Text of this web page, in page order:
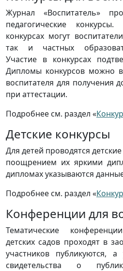
Журнал «Воспитатель»
педагогические
конкурсах могут
так и частных
Участие в конкурсах
Дипломы конкурсов можно
воспитателя для получения
при аттестации.
Подробнее см. раздел «
Детские конкурсы
Для детей проводятся
поощрением их яркими
дипломах указываются
Подробнее см. раздел «
Конференции для
Тематические
детских садов проходят в
участников публикуются,
свидетельства о